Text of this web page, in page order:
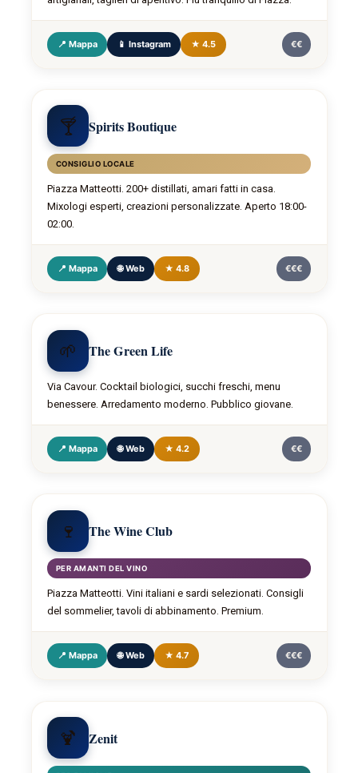
📍 Mappa 📱 Instagram ★ 4.5 €€
🍸 Spirits Boutique
CONSIGLIO LOCALE
Piazza Matteotti. 200+ distillati, amari fatti in casa.
Mixologi esperti, creazioni personalizzate. Aperto 18:00-
02:00.
📍 Mappa 🌐 Web ★ 4.8 €€€
🌱 The Green Life
Via Cavour. Cocktail biologici, succhi freschi, menu
benessere. Arredamento moderno. Pubblico giovane.
📍 Mappa 🌐 Web ★ 4.2 €€
🍷 The Wine Club
PER AMANTI DEL VINO
Piazza Matteotti. Vini italiani e sardi selezionati. Consigli
del sommelier, tavoli di abbinamento. Premium.
📍 Mappa 🌐 Web ★ 4.7 €€€
🍹 Zenit